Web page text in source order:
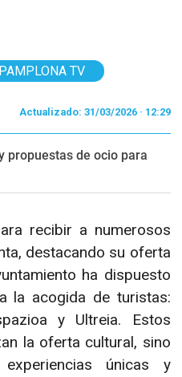
TV
Actualizado: 31/03/2026 · 12:29
propuestas de ocio para
recibir a numerosos
destacando su oferta
ha dispuesto
la acogida de turistas:
y Ultreia. Estos
la oferta cultural, sino
únicas y